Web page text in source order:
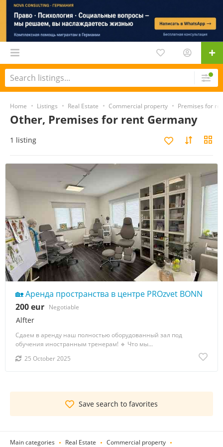
Home Listings Real Estate Commercial property Premises for
Other, Premises for rent Germany
1 listing
🏡 Аренда пространства в центре PROzvet BONN
Alfter
200 eur Negotiable
Сдаем в аренду наш полностью оборудованный зал под
обучения иностранным тренерам! 🔹 Что мы...
25 October 2025
Save search to favorites
Main categories Real Estate Commercial property